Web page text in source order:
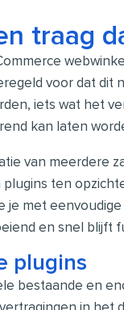
traag
voor dat dit
iets wat het
kan laten
van meerdere
ten
je met
en snel blijft
plugins
bestaande en